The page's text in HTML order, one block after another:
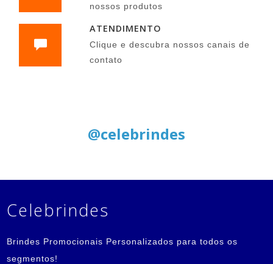
nossos produtos
ATENDIMENTO
Clique e descubra nossos canais de
contato
@celebrindes
Celebrindes
Brindes Promocionais Personalizados para todos os
segmentos!